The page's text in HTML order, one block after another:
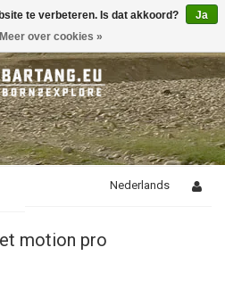
Nederlands
motion pro
te verbeteren. Is dat akkoord?
Ja
Meer over cookies »